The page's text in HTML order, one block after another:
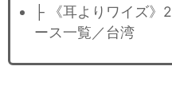
├ 《耳よりワイズ》
ース一覧／台湾